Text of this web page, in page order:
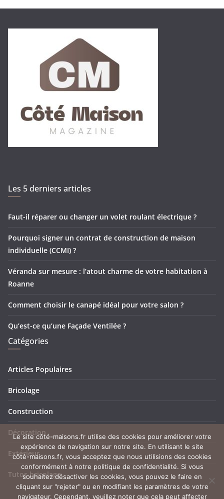
Les 5 derniers articles
Faut-il réparer ou changer un volet roulant électrique ?
Pourquoi signer un contrat de construction de maison
individuelle (CCMI) ?
Véranda sur mesure : l’atout charme de votre habitation à
Roanne
Comment choisir le canapé idéal pour votre salon ?
Qu’est-ce qu’une Façade Ventilée ?
Catégories
Articles Populaires
Bricolage
Construction
Décoration
Extérieur
Tutos bricolage
Le site côté-maisons.fr utilise des cookies pour améliorer votre
expérience de navigation sur notre site. En utilisant le site
côté-maisons.fr, vous acceptez que nous utilisions des cookies
conformément à notre politique de confidentialité. Si vous
souhaitez désactiver les cookies, vous pouvez le faire en
cliquant sur "rejeter" ou en modifiant les paramètres de votre
navigateur. Cependant, veuillez noter que cela peut affecter